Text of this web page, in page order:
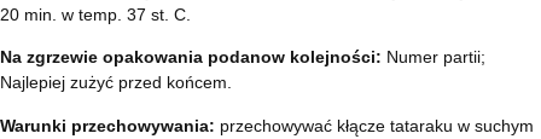
20 min. w temp. 37 st. C.
Na zgrzewie opakowania podanow kolejności: Numer partii;
Najlepiej zużyć przed końcem.
Warunki przechowywania: przechowywać kłącze tataraku w suchym